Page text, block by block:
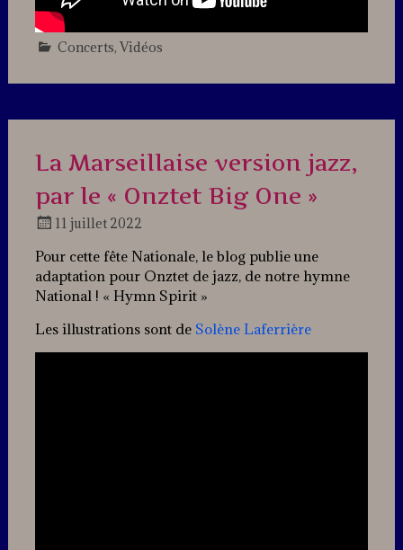
Concerts, Vidéos
a
La Marseillaise version jazz,
par le « Onztet Big One »
11 juillet 2022
Jazz
Pour cette fête Nationale, le blog publie une
adaptation pour Onztet de jazz, de notre hymne
National ! « Hymn Spirit »
Les illustrations sont de Solène Laferrière